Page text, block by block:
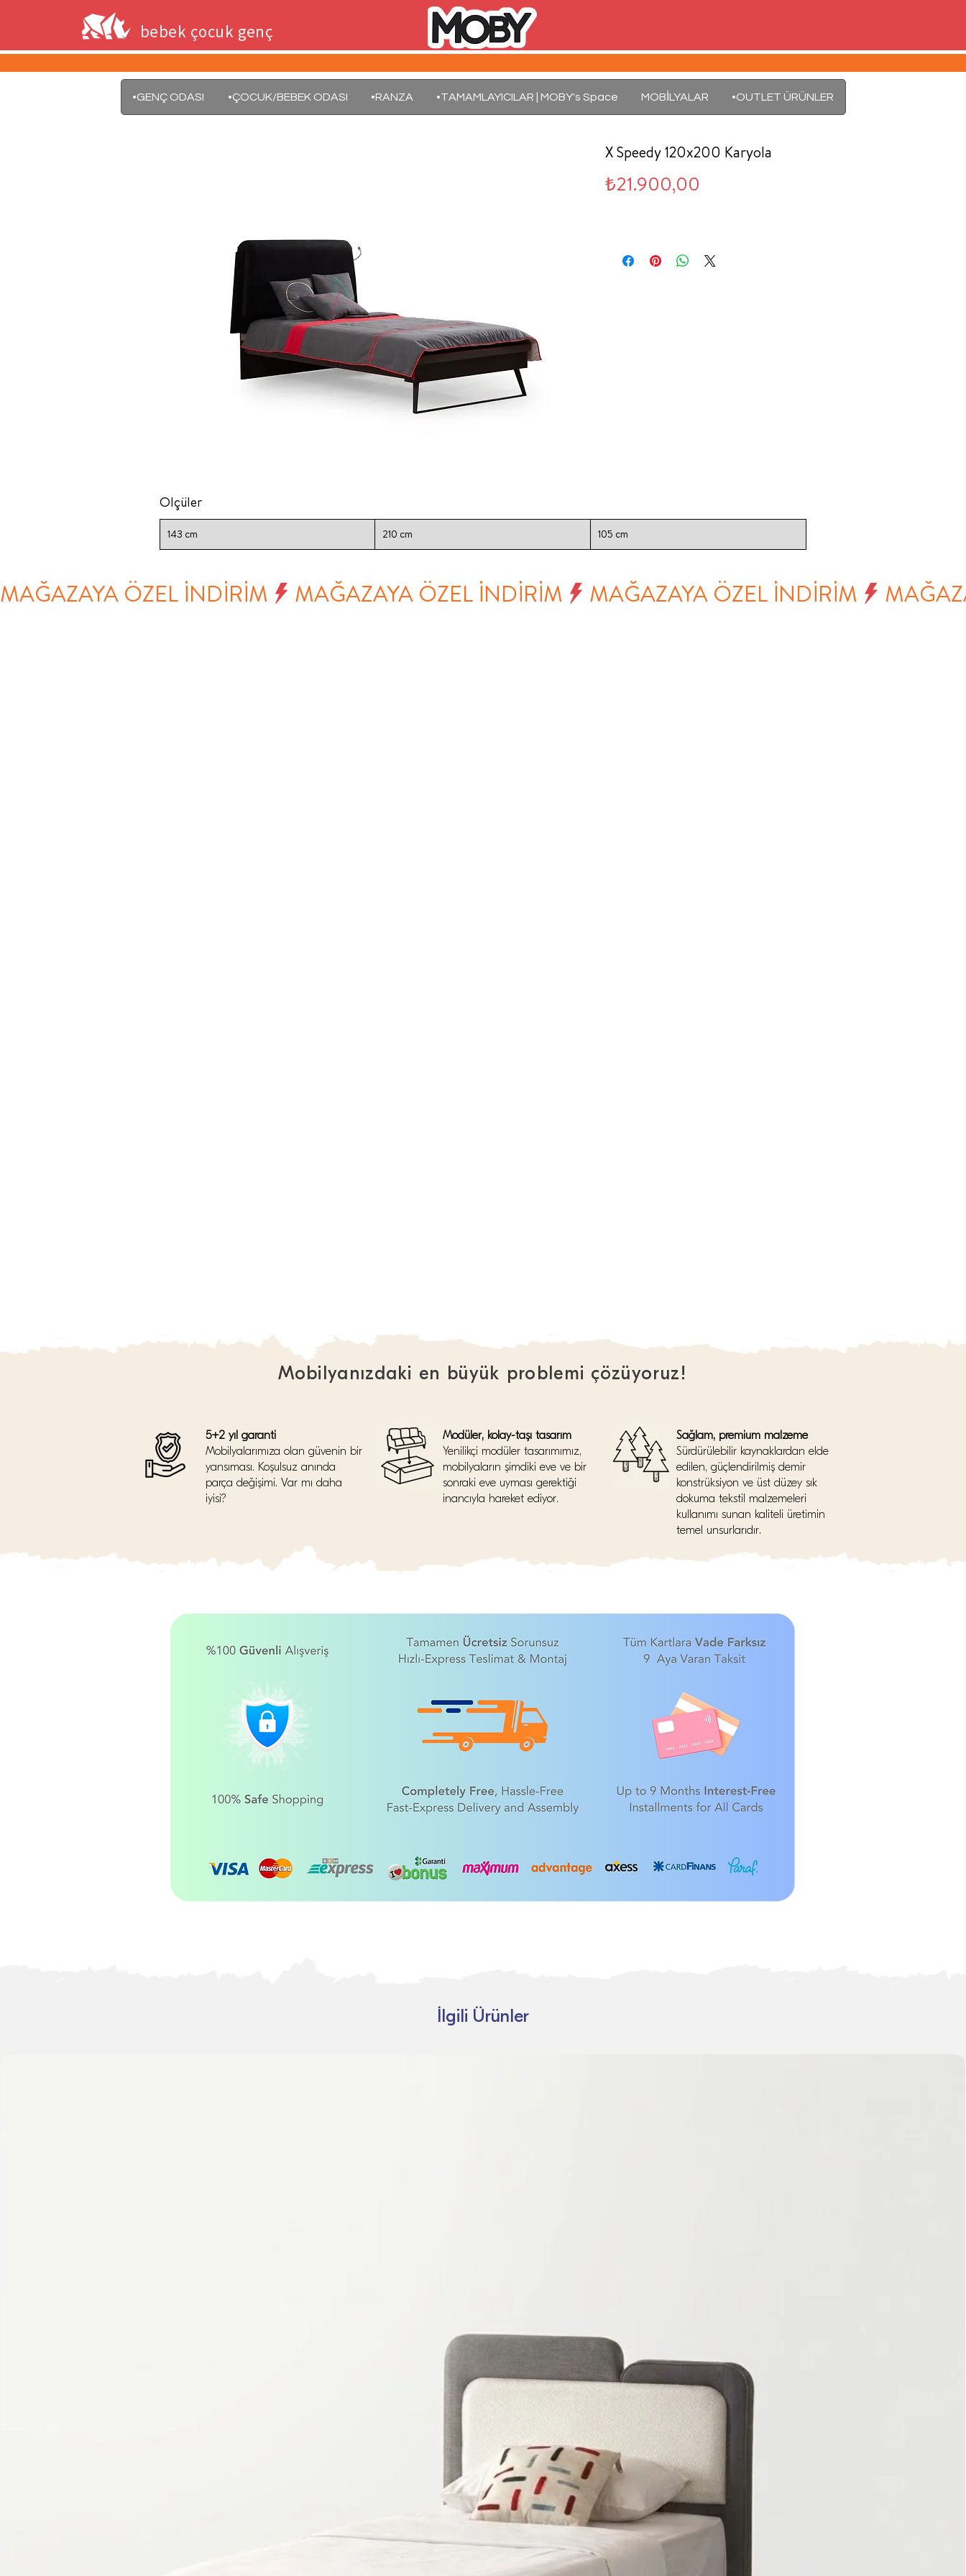
bebek çocuk genç
•GENÇ ODASI •ÇOCUK/BEBEK ODASI •RANZA •TAMAMLAYICILAR | MOBY's Space MOBİLYALAR •OUTLET ÜRÜNLER
X Speedy 120x200 Karyola
₺21.900,00
Ölçüler
143 cm 210 cm 105 cm
MAĞAZAYA ÖZEL İNDİRİM
Mobilyanızdaki en büyük problemi çözüyoruz!
5+2 yıl garanti
Mobilyalarımıza olan güvenin bir
yansıması. Koşulsuz anında
parça değişimi. Var mı daha
iyisi?
Modüler, kolay-taşı tasarım
Yenilikçi modüler tasarımımız,
mobilyaların şimdiki eve ve bir
sonraki eve uyması gerektiği
inancıyla hareket ediyor.
Sağlam, premium malzeme
Sürdürülebilir kaynaklardan elde
edilen, güçlendirilmiş demir
konstrüksiyon ve üst düzey sık
dokuma tekstil malzemeleri
kullanımı sunan kaliteli üretimin
temel unsurlarıdır.
İlgili Ürünler